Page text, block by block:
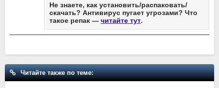
Не знаете, как установить/распаковать/
скачать? Антивирус пугает угрозами? Что
такое репак — читайте тут.
Читайте также по теме: